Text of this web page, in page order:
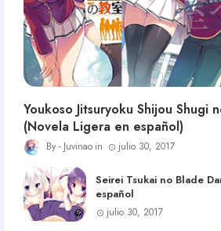
Youkoso Jitsuryoku Shijou Shugi
(Novela Ligera en español)
Juvinao julio 30, 2017
Seirei Tsukai no Blade
español
julio 30, 2017